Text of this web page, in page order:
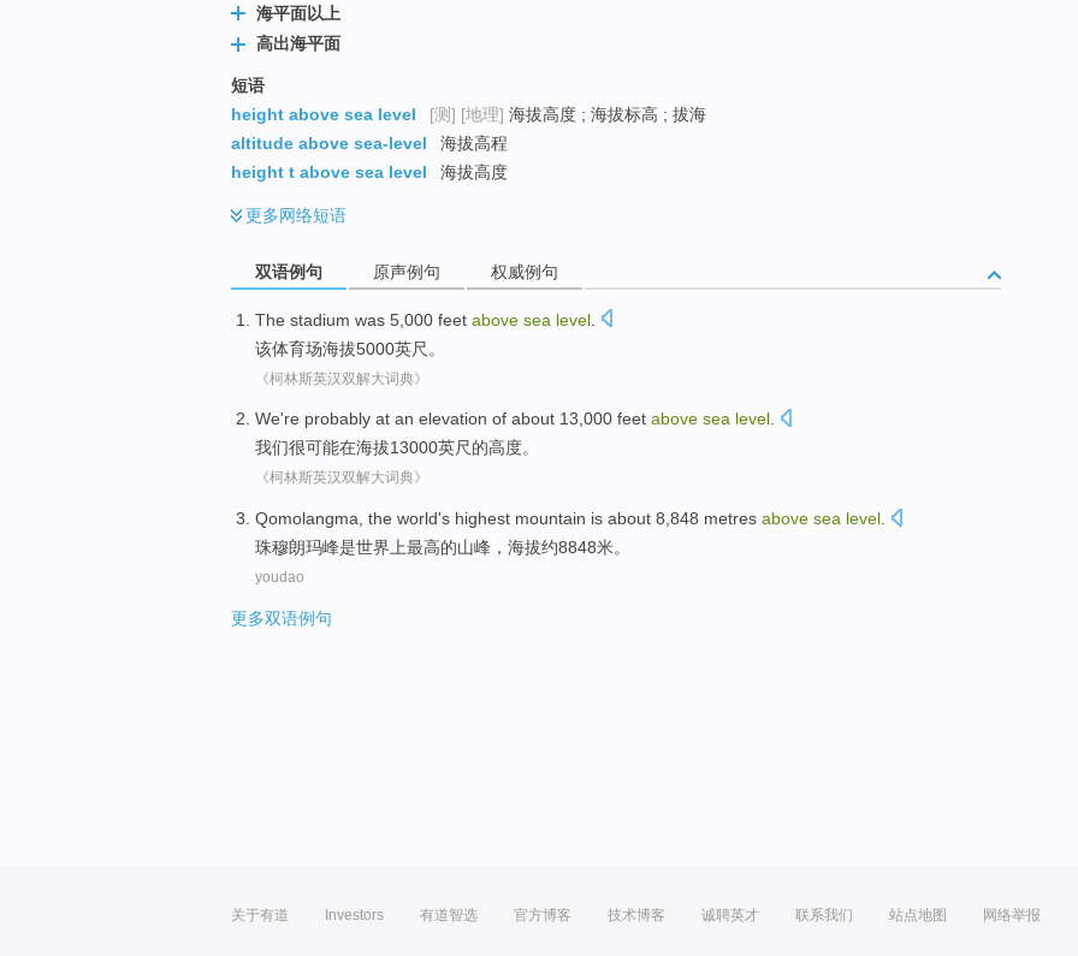
海平面以上
高出海平面
短语
height above sea level
[测] [地理] 海拔高度 ; 海拔标高 ; 拔海
altitude above sea-level
海拔高程
height t above sea level
海拔高度
更多网络短语
双语例句 原声例句 权威例句
The stadium was 5,000 feet above sea level
该体育场海拔5000英尺 。
《柯林斯英汉双解大词典》
We're probably at an elevation of about 13,000 feet above sea level.
我们很可能在海拔13000英尺的高度。
《柯林斯英汉双解大词典》
Qomolangma, the world's highest mountain is about 8,848 metres above sea level
珠穆朗玛峰是世界上最高的山峰，海拔约8848米。
youdao
更多双语例句
关于有道 Investors 有道智选 官方博客 技术博客 诚聘英才 联系我们 站点地图 网络举报